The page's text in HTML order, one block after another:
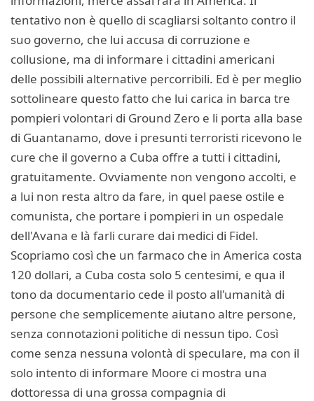
tentativo non è quello di scagliarsi soltanto contro il
suo governo, che lui accusa di corruzione e
collusione, ma di informare i cittadini americani
delle possibili alternative percorribili. Ed è per meglio
sottolineare questo fatto che lui carica in barca tre
pompieri volontari di Ground Zero e li porta alla base
di Guantanamo, dove i presunti terroristi ricevono le
cure che il governo a Cuba offre a tutti i cittadini,
gratuitamente. Ovviamente non vengono accolti, e
a lui non resta altro da fare, in quel paese ostile e
comunista, che portare i pompieri in un ospedale
dell'Avana e là farli curare dai medici di Fidel.
Scopriamo così che un farmaco che in America costa
120 dollari, a Cuba costa solo 5 centesimi, e qua il
tono da documentario cede il posto all'umanità di
persone che semplicemente aiutano altre persone,
senza connotazioni politiche di nessun tipo. Così
come senza nessuna volontà di speculare, ma con il
solo intento di informare Moore ci mostra una
dottoressa di una grossa compagnia di